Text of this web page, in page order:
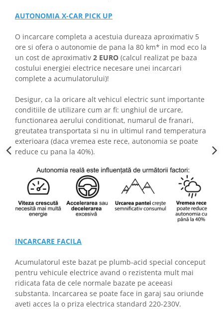
AUTONOMIA X-CAR PICK UP
O incarcare completa a acestuia dureaza aproximativ 5
ore si ofera o autonomie de pana la 80 km* in mod eco la
un cost de aproximativ 2 EURO (calcul realizat pe baza
costului energiei electrice necesare unei incarcari
complete a acumulatorului)!
Desigur, ca la oricare alt vehicul electric sunt importante
conditiile de utilizare cum ar fi: unghiul de urcare,
functionarea aerului conditionat, numarul de franari,
greutatea transportata si nu in ultimul rand temperatura
exterioara (daca vremea este rece, autonomia se poate
reduce cu pana la 40%).
INCARCARE FACILA
Acumulatorul este bazat pe plumb-acid special conceput
pentru vehicule electrice avand o rezistenta mult mai
ridicata fata de cele normale bazate pe aceeasi
substanta. Incarcarea se poate face in garaj sau oriunde
aveti acces la o priza electrica standard 220-230V.